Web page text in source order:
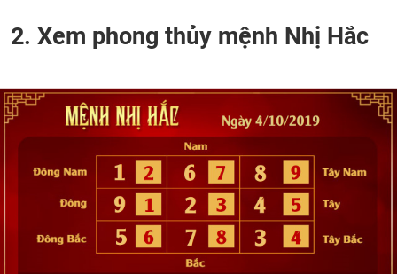
2. Xem phong thủy mệnh Nhị Hắc